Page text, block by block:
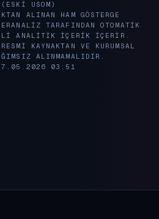
(ESKI USOM)
ALINAN HAM GÖSTERGE
TARAFINDAN OTOMATIK
ANALITIK IÇERIK IÇERIR.
KAYNAKTAN VE KURUMSAL
ALINMAMALIDIR.
27.05.2026 03:51